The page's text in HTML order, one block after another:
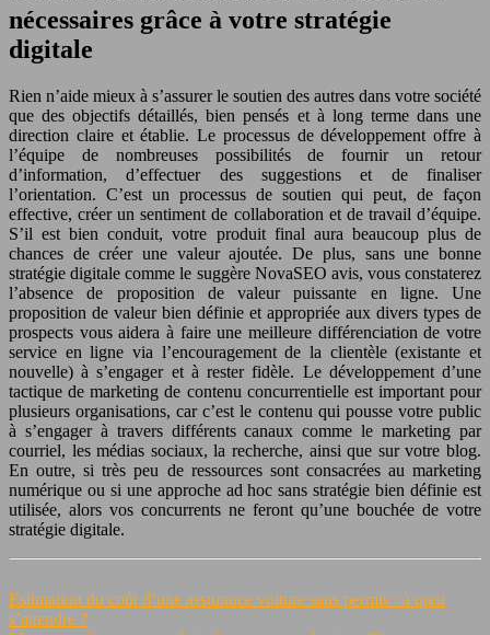
nécessaires grâce à votre stratégie
digitale
Rien n’aide mieux à s’assurer le soutien des autres dans votre société
que des objectifs détaillés, bien pensés et à long terme dans une
direction claire et établie. Le processus de développement offre à
l’équipe de nombreuses possibilités de fournir un retour
d’information, d’effectuer des suggestions et de finaliser
l’orientation. C’est un processus de soutien qui peut, de façon
effective, créer un sentiment de collaboration et de travail d’équipe.
S’il est bien conduit, votre produit final aura beaucoup plus de
chances de créer une valeur ajoutée. De plus, sans une bonne
stratégie digitale comme le suggère NovaSEO avis, vous constaterez
l’absence de proposition de valeur puissante en ligne. Une
proposition de valeur bien définie et appropriée aux divers types de
prospects vous aidera à faire une meilleure différenciation de votre
service en ligne via l’encouragement de la clientèle (existante et
nouvelle) à s’engager et à rester fidèle. Le développement d’une
tactique de marketing de contenu concurrentielle est important pour
plusieurs organisations, car c’est le contenu qui pousse votre public
à s’engager à travers différents canaux comme le marketing par
courriel, les médias sociaux, la recherche, ainsi que sur votre blog.
En outre, si très peu de ressources sont consacrées au marketing
numérique ou si une approche ad hoc sans stratégie bien définie est
utilisée, alors vos concurrents ne feront qu’une bouchée de votre
stratégie digitale.
Estimation du coût d’une assurance voiture sans permis : à quoi
s’attendre ?